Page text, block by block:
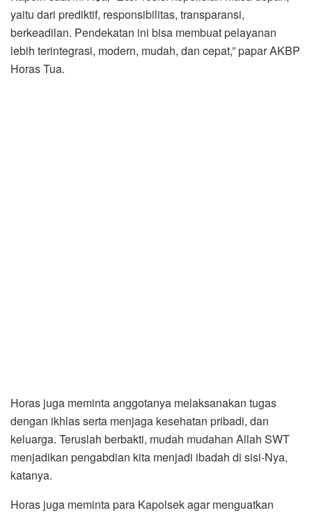
yaitu dari prediktif, responsibilitas, transparansi,
berkeadilan. Pendekatan ini bisa membuat pelayanan
lebih terintegrasi, modern, mudah, dan cepat,” papar AKBP
Horas Tua.
Horas juga meminta anggotanya melaksanakan tugas
dengan ikhlas serta menjaga kesehatan pribadi, dan
keluarga. Teruslah berbakti, mudah mudahan Allah SWT
menjadikan pengabdian kita menjadi ibadah di sisi-Nya,
katanya.
Horas juga meminta para Kapolsek agar menguatkan